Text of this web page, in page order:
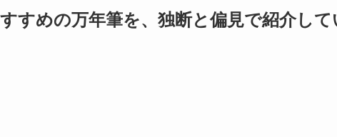
すめの万年筆を、独断と偏見で紹介して